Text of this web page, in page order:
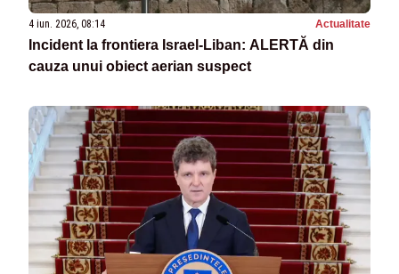
4 iun. 2026, 08:14 Actualitate
Incident la frontiera Israel-Liban: ALERTĂ din
cauza unui obiect aerian suspect